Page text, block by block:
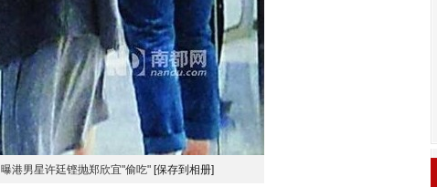
曝港男星许廷铿抛郑欣宜"偷吃" [保存到相册]